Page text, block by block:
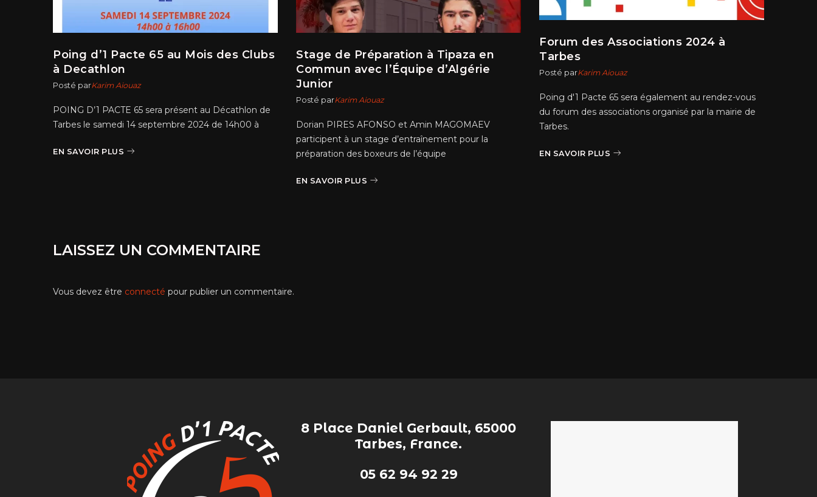
Poing d’1 Pacte 65 au Mois des Clubs
à Decathlon
Posté parKarim Aiouaz
POING D’1 PACTE 65 sera présent au Décathlon de
Tarbes le samedi 14 septembre 2024 de 14h00 à
EN SAVOIR PLUS
Stage de Préparation à Tipaza en
Commun avec l’Équipe d’Algérie
Junior
Posté parKarim Aiouaz
Dorian PIRES AFONSO et Amin MAGOMAEV
participent à un stage d’entraînement pour la
préparation des boxeurs de l’équipe
EN SAVOIR PLUS
Forum des Associations 2024 à
Tarbes
Posté parKarim Aiouaz
Poing d'1 Pacte 65 sera également au rendez-vous
du forum des associations organisé par la mairie de
Tarbes.
EN SAVOIR PLUS
LAISSEZ UN COMMENTAIRE
Vous devez être connecté pour publier un commentaire.
8 Place Daniel Gerbault, 65000
Tarbes, France.
05 62 94 92 29